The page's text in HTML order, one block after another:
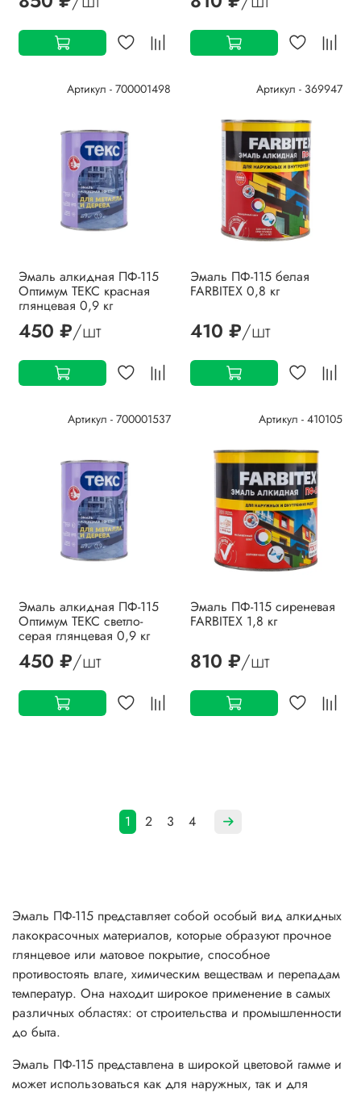
Артикул - 700001498
Эмаль алкидная ПФ-115
Оптимум ТЕКС красная
глянцевая 0,9 кг
450 ₽/шт
Артикул - 369947
Эмаль ПФ-115 белая
FARBITEX 0,8 кг
410 ₽/шт
Артикул - 700001537
Эмаль алкидная ПФ-115
Оптимум ТЕКС светло-
серая глянцевая 0,9 кг
450 ₽/шт
Артикул - 410105
Эмаль ПФ-115 сиреневая
FARBITEX 1,8 кг
810 ₽/шт
1 2 3 4
Эмаль ПФ-115 представляет собой особый вид алкидных
лакокрасочных материалов, которые образуют прочное
глянцевое или матовое покрытие, способное
противостоять влаге, химическим веществам и перепадам
температур. Она находит широкое применение в самых
различных областях: от строительства и промышленности
до быта.
Эмаль ПФ-115 представлена в широкой цветовой гамме и
может использоваться как для наружных, так и для